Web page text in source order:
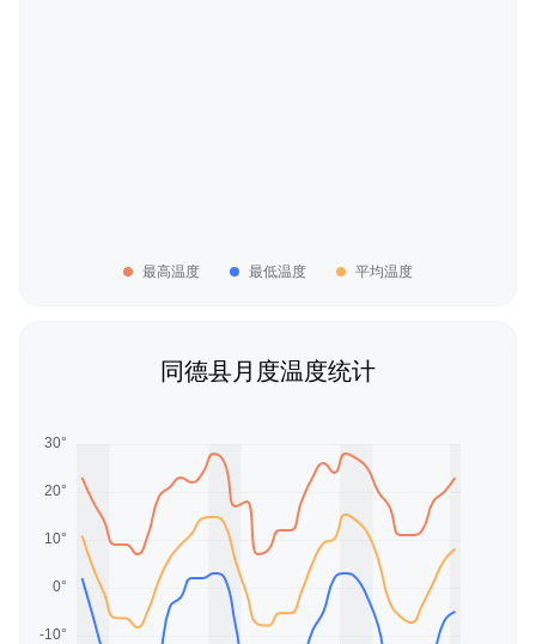
最高温度 最低温度 平均温度
同德县月度温度统计